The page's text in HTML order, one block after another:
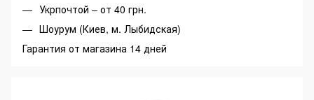
Укрпочтой – от 40 грн.
Шоурум (Киев, м. Лыбидская)
Гарантия от магазина 14 дней